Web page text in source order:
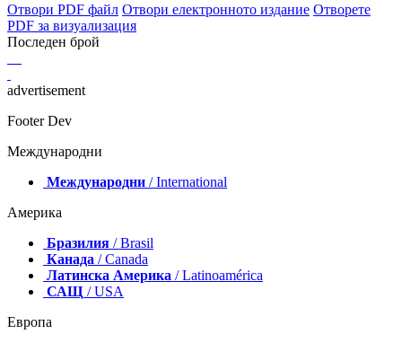
Отвори PDF файл Отвори електронното издание Отворете
PDF за визуализация
Последен брой
advertisement
Footer Dev
Международни
Международни / International
Америка
Бразилия / Brasil
Канада / Canada
Латинска Америка / Latinoamérica
САЩ / USA
Европа